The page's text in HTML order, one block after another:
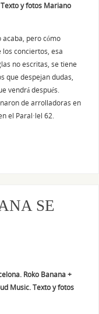
y fotos Mariano
pero cómo
los conciertos, esa
no escritas, se tiene
que despejan dudas,
vendrá después.
de arrolladoras en
el Paral·lel 62.
SE
Roko Banana +
Music. Texto y fotos